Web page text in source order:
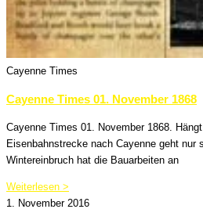
Cayenne Times
Cayenne Times 01. November 1868
Cayenne Times 01. November 1868.
Eisenbahnstrecke nach Cayenne geht nur
Wintereinbruch hat die Bauarbeiten an
Weiterlesen >
1. November 2016